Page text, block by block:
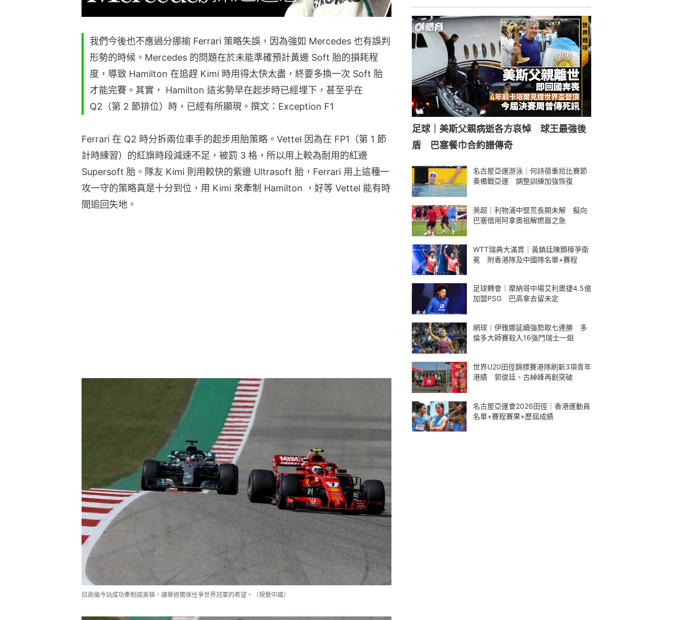
我們今後也不應過分挪揄 Ferrari 策略失誤，因為強如 Mercedes 也有誤判
形勢的時候。Mercedes 的問題在於未能準確預計黃邊 Soft 胎的損耗程
度，導致 Hamilton 在追趕 Kimi 時用得太快太盡，終要多換一次 Soft 胎
才能完賽。其實， Hamilton 這劣勢早在起步時已經埋下，甚至乎在
Q2（第 2 節排位）時，已經有所顯現。撰文：Exception F1
Ferrari 在 Q2 時分拆兩位車手的起步用胎策略。Vettel 因為在 FP1（第 1 節
計時練習）的紅旗時段減速不足，被罰 3 格，所以用上較為耐用的紅邊
Supersoft 胎。隊友 Kimi 則用較快的紫邊 Ultrasoft 胎，Ferrari 用上這種一
攻一守的策略真是十分到位，用 Kimi 來牽制 Hamilton ，好等 Vettel 能有時
間追回失地。
拉高倫今站成功牽制咸美頓，讓華迪爾保住爭世界冠軍的希望。（視覺中國）
足球｜美斯父親病逝各方哀悼 球王最強後
盾 巴塞餐巾合約譜傳奇
名古屋亞運游泳｜何詩蓓重拾比賽節
奏備戰亞運 調整訓練加強恢復
英超｜利物浦中堅荒長期未解 擬向
巴塞借用阿拿奧祖解燃眉之急
WTT瑞典大滿貫｜黃鎮廷陳顥樺爭衛
冕 附香港隊及中國隊名單+賽程
足球轉會｜摩納哥中場艾利奧捷4.5億
加盟PSG 巴高拿去留未定
網球｜伊雅娜延續強勢取七連勝 多
倫多大師賽殺入16強鬥瑞士一姐
世界U20田徑錦標賽港隊刷新3項青年
港績 郭俊廷、古綽峰再創突破
名古屋亞運會2026田徑｜香港運動員
名單+賽程賽果+歷屆成績